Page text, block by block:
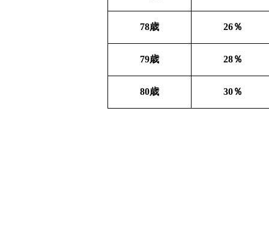
78歳 26％
79歳 28％
80歳 30％